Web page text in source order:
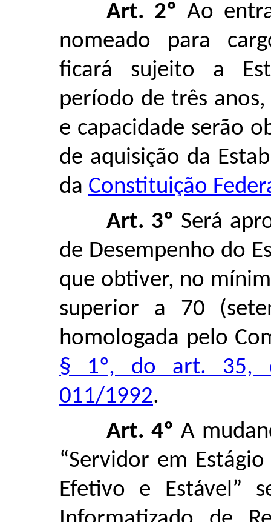
Art. 2º Ao
nomeado para
ficará sujeito a
período de três
e capacidade serão
de aquisição da
da Constituição
Art. 3º Será
de Desempenho do
que obtiver, no
superior a 70
homologada pelo
§ 1º, do art. 35,
011/1992.
Art. 4º A
“Servidor em
Efetivo e Estável”